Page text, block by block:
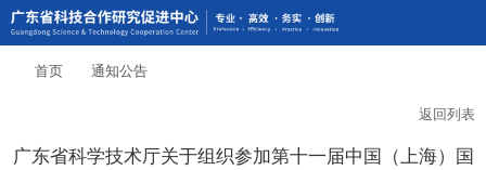
首页 通知公告
返回列表
广东省科学技术厅关于组织参加第十一届中国（上海）国